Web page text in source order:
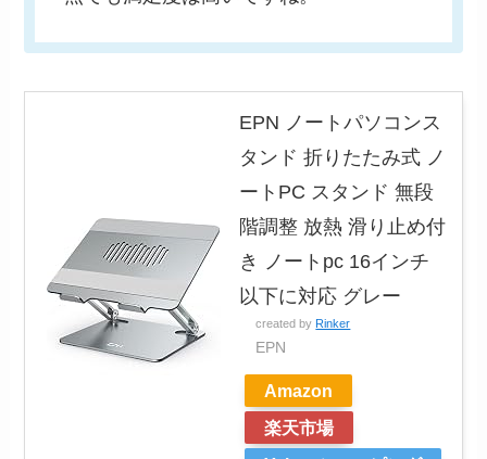
EPN ノートパソコンス
タンド 折りたたみ式 ノ
ートPC スタンド 無段
階調整 放熱 滑り止め付
き ノートpc 16インチ
以下に対応 グレー
created by Rinker
EPN
Amazon
楽天市場